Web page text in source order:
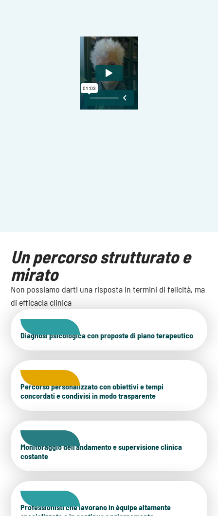
Un percorso strutturato e
mirato
Non possiamo darti una risposta in termini di felicità, ma
di efficacia clinica
Diagnosi psicologica con proposte di piano terapeutico
Percorso personalizzato con obiettivi e tempi
concordati e condivisi in modo trasparente
Monitoraggio dell’andamento e supervisione clinica
costante
Professionisti che lavorano in équipe altamente